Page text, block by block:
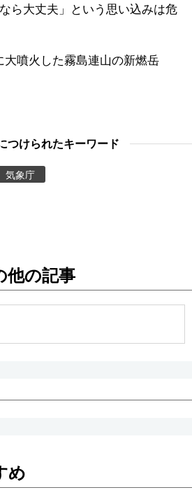
ら大丈夫」という思い込みは危
噴火した霧島連山の新燃岳
つけられたキーワード
気象庁
他の記事
め